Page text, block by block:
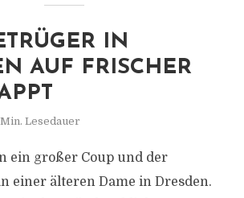
IN
AUF FRISCHER
Min. Lesedauer
ein großer Coup und der
einer älteren Dame in Dresden.